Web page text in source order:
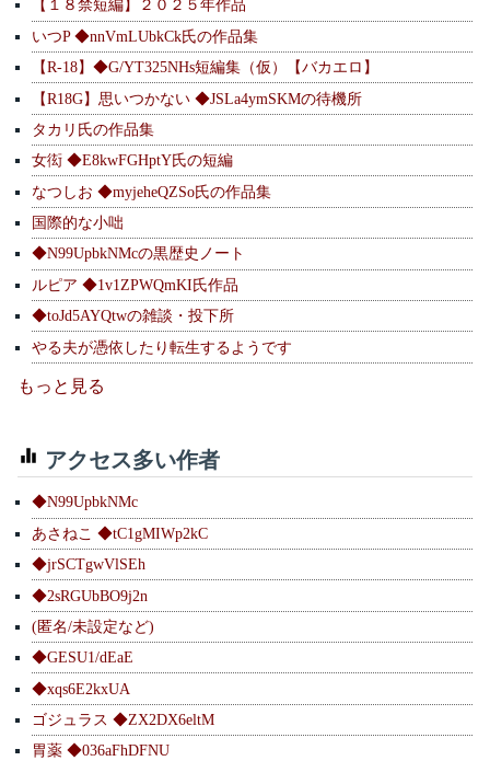
【１８禁短編】２０２５年作品
いつP ◆nnVmLUbkCk氏の作品集
【R-18】◆G/YT325NHs短編集（仮）【バカエロ】
【R18G】思いつかない ◆JSLa4ymSKMの待機所
タカリ氏の作品集
女衒 ◆E8kwFGHptY氏の短編
なつしお ◆myjeheQZSo氏の作品集
国際的な小咄
◆N99UpbkNMcの黒歴史ノート
ルピア ◆1v1ZPWQmKI氏作品
◆toJd5AYQtwの雑談・投下所
やる夫が憑依したり転生するようです
もっと見る
アクセス多い作者
◆N99UpbkNMc
あさねこ ◆tC1gMIWp2kC
◆jrSCTgwVlSEh
◆2sRGUbBO9j2n
(匿名/未設定など)
◆GESU1/dEaE
◆xqs6E2kxUA
ゴジュラス ◆ZX2DX6eltM
胃薬 ◆036aFhDFNU